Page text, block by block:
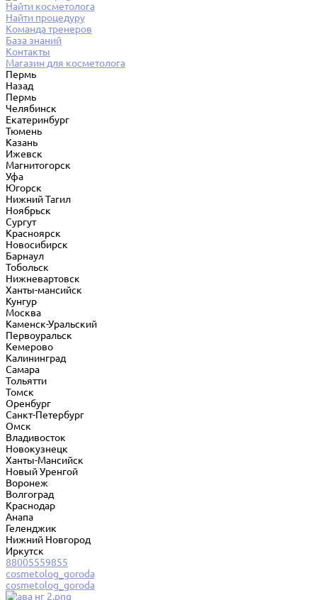
Найти косметолога
Найти процедуру
Команда тренеров
База знаний
Контакты
Магазин для косметолога
Пермь
Назад
Пермь
Челябинск
Екатеринбург
Тюмень
Казань
Ижевск
Магнитогорск
Уфа
Югорск
Нижний Тагил
Ноябрьск
Сургут
Красноярск
Новосибирск
Барнаул
Тобольск
Нижневартовск
Ханты-мансийск
Кунгур
Москва
Каменск-Уральский
Первоуральск
Кемерово
Калининград
Самара
Тольятти
Томск
Оренбург
Санкт-Петербург
Омск
Владивосток
Новокузнецк
Ханты-Мансийск
Новый Уренгой
Воронеж
Волгоград
Краснодар
Анапа
Геленджик
Нижний Новгород
Иркутск
88005559855
cosmetolog_goroda
cosmetolog_goroda